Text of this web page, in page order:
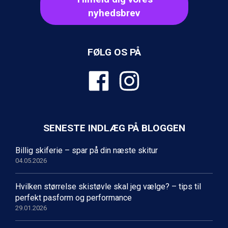
Fieberbrunn fra DKK 6.145
St. Anton fra DKK 7.245
Canazei fra DKK 4.745
Livigno fra DKK 4.145
Sauze dOulx fra DKK 4.045
La Thuile fra DKK 4.595
Val Thorens fra DKK 5.395
Cervinia fra DKK 5.295
Sölden fra DKK 8.445
Bad Hofgastein fra DKK 5.495
Passo Tonale fra DKK 3.795
Saalbach fra DKK 5.945
nyhedsbrev
FØLG OS PÅ
SENESTE INDLÆG PÅ BLOGGEN
Billig skiferie – spar på din næste skitur
04.05.2026
Hvilken størrelse skistøvle skal jeg vælge? – tips til
perfekt pasform og performance
29.01.2026